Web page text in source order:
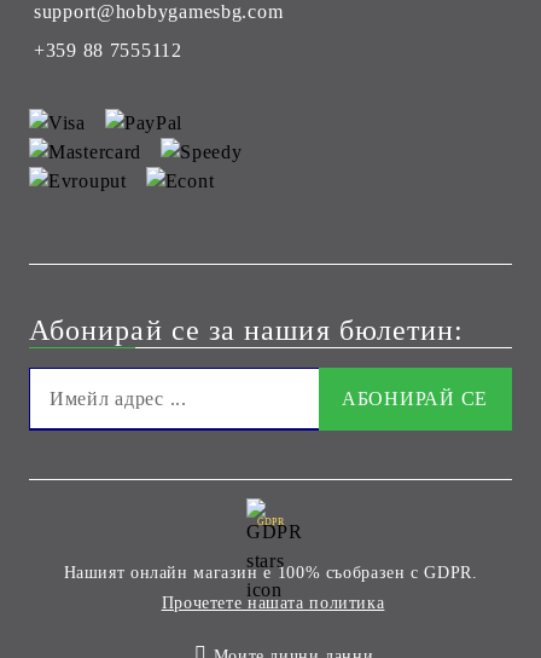
support@hobbygamesbg.com
+359 88 7555112
Абонирай се за нашия бюлетин:
GDPR
Нашият онлайн магазин е 100% съобразен с GDPR.
Прочетете нашата политика